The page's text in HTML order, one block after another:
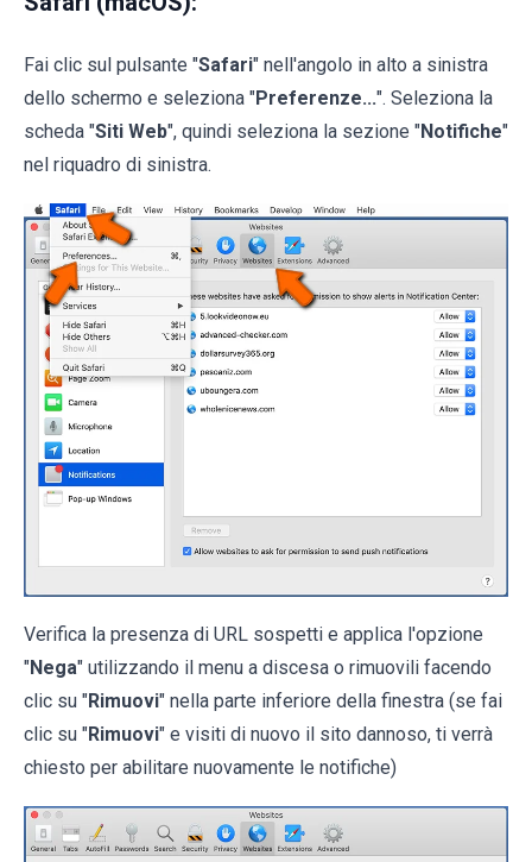
Fai clic sul pulsante "Safari" nell'angolo in alto a sinistra
dello schermo e seleziona "Preferenze...". Seleziona la
scheda "Siti Web", quindi seleziona la sezione "Notifiche"
nel riquadro di sinistra.
Verifica la presenza di URL sospetti e applica l'opzione
"Nega" utilizzando il menu a discesa o rimuovili facendo
clic su "Rimuovi" nella parte inferiore della finestra (se fai
clic su "Rimuovi" e visiti di nuovo il sito dannoso, ti verrà
chiesto per abilitare nuovamente le notifiche)